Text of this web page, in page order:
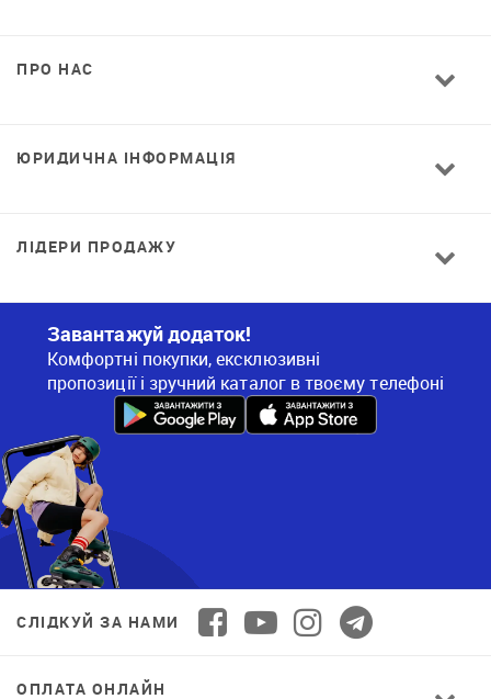
ПРО НАС
ЮРИДИЧНА ІНФОРМАЦІЯ
ЛІДЕРИ ПРОДАЖУ
Завантажуй додаток!
Комфортні покупки, ексклюзивні
пропозиції і зручний каталог в твоєму телефоні
СЛІДКУЙ ЗА НАМИ
ОПЛАТА ОНЛАЙН